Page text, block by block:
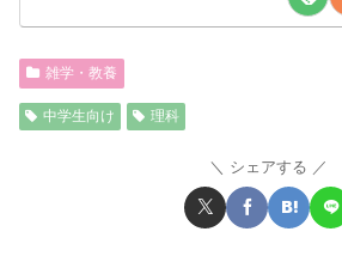
雑学・教養
中学生向け 理科
シェアする